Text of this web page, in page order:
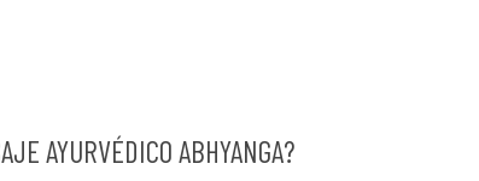
AYURVÉDICO ABHYANGA?